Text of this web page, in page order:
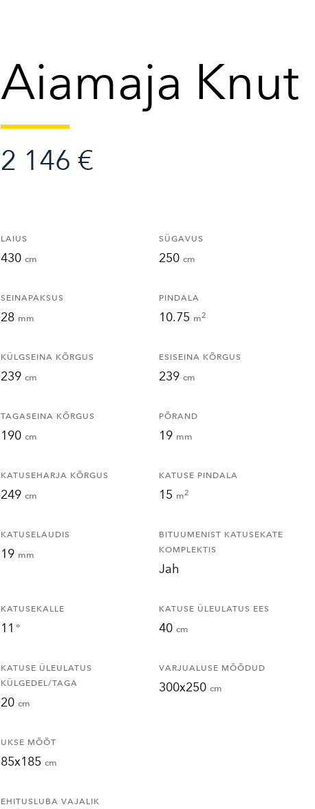
Aiamaja Knut
2 146 €
LAIUS
430 cm
SÜGAVUS
250 cm
SEINAPAKSUS
28 mm
PINDALA
10.75 m2
KÜLGSEINA KÕRGUS
239 cm
ESISEINA KÕRGUS
239 cm
TAGASEINA KÕRGUS
190 cm
PÕRAND
19 mm
KATUSEHARJA KÕRGUS
249 cm
KATUSE PINDALA
15 m2
KATUSELAUDIS
19 mm
BITUUMENIST KATUSEKATE
KOMPLEKTIS
Jah
KATUSEKALLE
11°
KATUSE ÜLEULATUS EES
40 cm
KATUSE ÜLEULATUS
KÜLGEDEL/TAGA
20 cm
VARJUALUSE MÕÕDUD
300x250 cm
UKSE MÕÕT
85x185 cm
EHITUSLUBA VAJALIK